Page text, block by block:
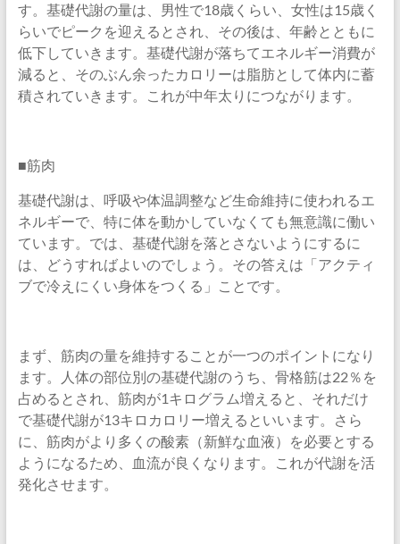
す。基礎代謝の量は、男性で18歳くらい、女性は15歳く
らいでピークを迎えるとされ、その後は、年齢とともに
低下していきます。基礎代謝が落ちてエネルギー消費が
減ると、そのぶん余ったカロリーは脂肪として体内に蓄
積されていきます。これが中年太りにつながります。
■筋肉
基礎代謝は、呼吸や体温調整など生命維持に使われるエ
ネルギーで、特に体を動かしていなくても無意識に働い
ています。では、基礎代謝を落とさないようにするに
は、どうすればよいのでしょう。その答えは「アクティ
ブで冷えにくい身体をつくる」ことです。
まず、筋肉の量を維持することが一つのポイントになり
ます。人体の部位別の基礎代謝のうち、骨格筋は22％を
占めるとされ、筋肉が1キログラム増えると、それだけ
で基礎代謝が13キロカロリー増えるといいます。さら
に、筋肉がより多くの酸素（新鮮な血液）を必要とする
ようになるため、血流が良くなります。これが代謝を活
発化させます。